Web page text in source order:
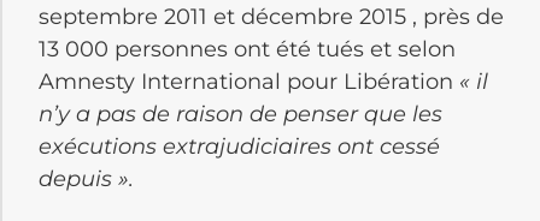
septembre 2011 et décembre 2015 , près de
13 000 personnes ont été tués et selon
Amnesty International pour Libération « il
n’y a pas de raison de penser que les
exécutions extrajudiciaires ont cessé
depuis ».